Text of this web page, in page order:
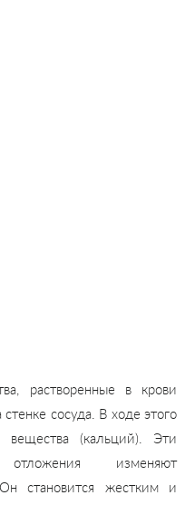
растворенные в крови
сосуда. В ходе этого
вещества (кальций). Эти
отложения изменяют
становится жестким и